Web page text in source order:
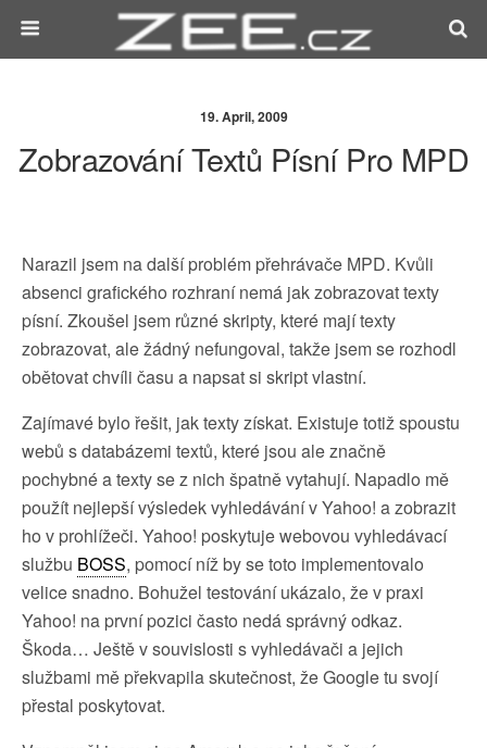
19. April, 2009
Zobrazování Textů Písní Pro MPD
Narazil jsem na další problém přehrávače MPD. Kvůli
absenci grafického rozhraní nemá jak zobrazovat texty
písní. Zkoušel jsem různé skripty, které mají texty
zobrazovat, ale žádný nefungoval, takže jsem se rozhodl
obětovat chvíli času a napsat si skript vlastní.
Zajímavé bylo řešit, jak texty získat. Existuje totiž spoustu
webů s databázemi textů, které jsou ale značně
pochybné a texty se z nich špatně vytahují. Napadlo mě
použít nejlepší výsledek vyhledávání v Yahoo! a zobrazit
ho v prohlížeči. Yahoo! poskytuje webovou vyhledávací
službu BOSS, pomocí níž by se toto implementovalo
velice snadno. Bohužel testování ukázalo, že v praxi
Yahoo! na první pozici často nedá správný odkaz.
Škoda… Ještě v souvislosti s vyhledávači a jejich
službami mě překvapila skutečnost, že Google tu svojí
přestal poskytovat.